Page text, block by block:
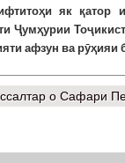
як қатор
Ҷумҳурии
афзун ва рӯҳияи
о Сафари